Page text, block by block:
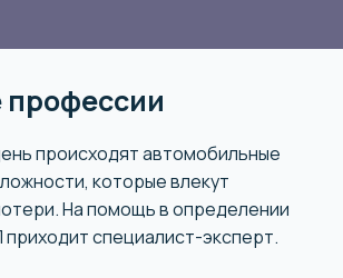
происходят автомобильные
которые влекут
На помощь в определении
специалист-эксперт.